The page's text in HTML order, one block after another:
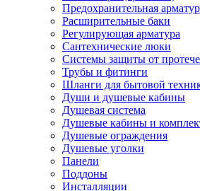
Предохранительная
Расширительные баки
Регулирующая арматура
Сантехнические люки
Системы защиты от
Трубы и фитинги
Шланги для бытовой
Души и душевые кабины
Душевая система
Душевые кабины и
Душевые ограждения
Душевые уголки
Панели
Поддоны
Инсталляции